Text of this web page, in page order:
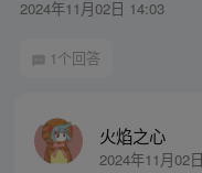
2024年11月02日 14:03
1个回答
火焰之心
2024年11月02